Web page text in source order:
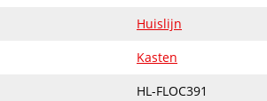
Huislijn
Kasten
HL-FLOC391